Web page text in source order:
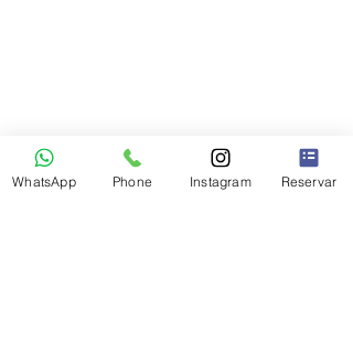
WhatsApp Phone Instagram Reservar